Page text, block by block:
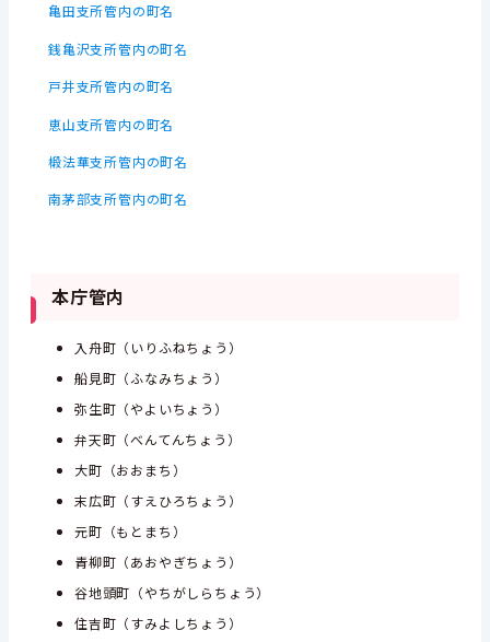
亀田支所管内の町名
銭亀沢支所管内の町名
戸井支所管内の町名
恵山支所管内の町名
椴法華支所管内の町名
南茅部支所管内の町名
本庁管内
入舟町（いりふねちょう）
船見町（ふなみちょう）
弥生町（やよいちょう）
弁天町（べんてんちょう）
大町（おおまち）
末広町（すえひろちょう）
元町（もとまち）
青柳町（あおやぎちょう）
谷地頭町（やちがしらちょう）
住吉町（すみよしちょう）